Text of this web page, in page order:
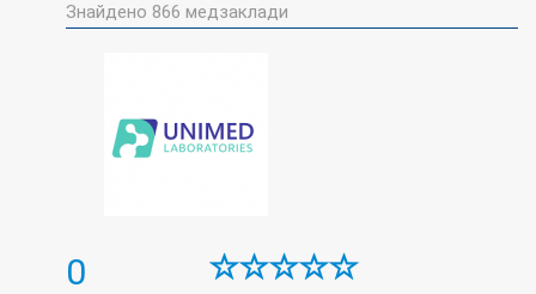
Знайдено 866 медзаклади
0